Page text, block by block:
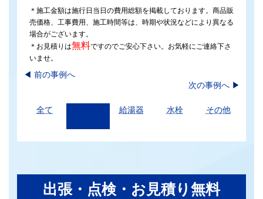
＊施工金額は施行日当日の費用総額を掲載しております。商品販
売価格、工事費用、施工時間等は、時期や状況などにより異なる
場合がございます。
＊お見積りは無料ですのでご安心下さい。お気軽にご連絡下さ
いませ。
◀︎ 前の事例へ
次の事例へ ▶
全て 給湯器 水栓 その他
出張・点検・お見積り無料